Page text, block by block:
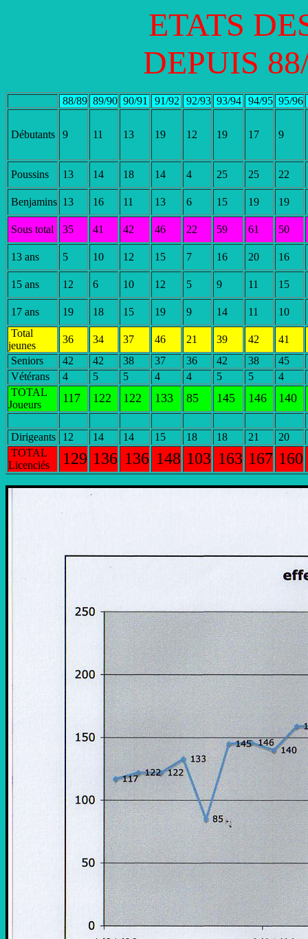
ETATS
DEPUIS
88/89 89/90 90/91 91/92 92/93 93/94 94/95 95/96
Débutants 9 11 13 19 12 19 17 9
Poussins 13 14 18 14 4 25 25 22
Benjamins 13 16 11 13 6 15 19 19
Sous total 35 41 42 46 22 59 61 50
13 ans 5 10 12 15 7 16 20 16
15 ans 12 6 10 12 5 9 11 15
17 ans 19 18 15 19 9 14 11 10
Total
jeunes
36 34 37 46 21 39 42 41
Seniors
42 42 38 37 36 42 38 45
Vétérans
4 5 5 4 4 5 5 4
TOTAL
Joueurs
117 122 122 133 85 145 146 140
Dirigeants 12 14 14 15 18 18 21 20
TOTAL
Licenciés
129 136 136 148 103 163 167 160